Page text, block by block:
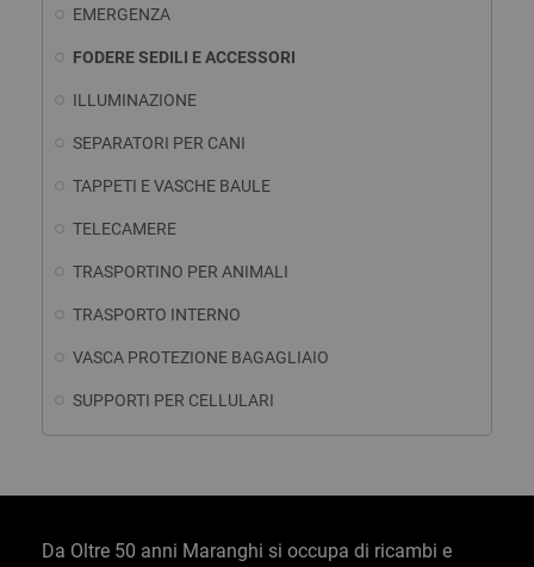
EMERGENZA
FODERE SEDILI E ACCESSORI
ILLUMINAZIONE
SEPARATORI PER CANI
TAPPETI E VASCHE BAULE
TELECAMERE
TRASPORTINO PER ANIMALI
TRASPORTO INTERNO
VASCA PROTEZIONE BAGAGLIAIO
SUPPORTI PER CELLULARI
Da Oltre 50 anni Maranghi si occupa di ricambi e